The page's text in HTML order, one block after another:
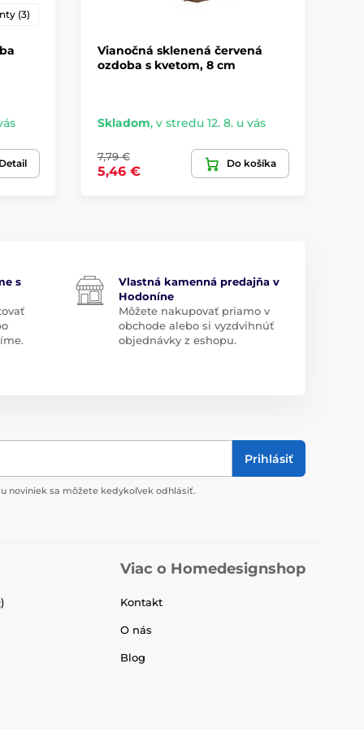
(3)
Detail
Vianočná sklenená červená
ozdoba s kvetom, 8 cm
Skladom, v stredu 12. 8. u vás
7,79 €
5,46 €
Do košíka
s
Vlastná kamenná predajňa v
Hodoníne
Môžete nakupovať priamo v
obchode alebo si vyzdvihnúť
objednávky z eshopu.
Prihlásiť
noviniek sa môžete kedykoľvek odhlásiť.
Viac o Homedesignshop
Kontakt
O nás
Blog